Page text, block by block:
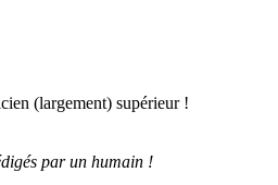
(largement) supérieur !
par un humain !